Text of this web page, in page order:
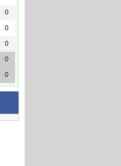
0
0
0
0
0